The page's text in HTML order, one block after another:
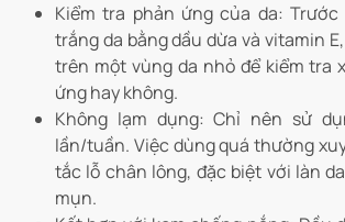
Kiểm tra phản ứng của da:
trắng da bằng dầu dừa và vitamin
trên một vùng da nhỏ để kiểm tra
ứng hay không.
Không lạm dụng: Chỉ nên sử
lần/tuần. Việc dùng quá thường
tắc lỗ chân lông, đặc biệt với làn
mụn.